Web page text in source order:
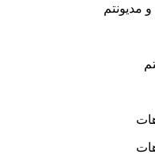
مدیونتم